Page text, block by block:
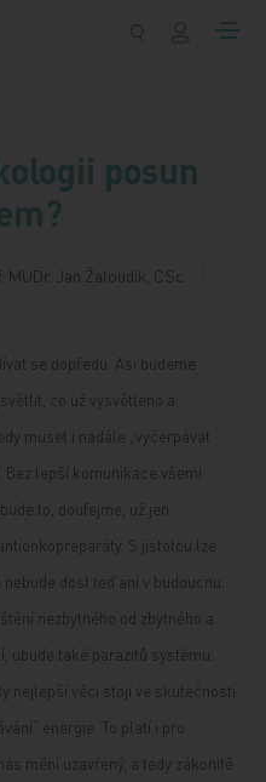
posun
MUDr. Jan Žaloudík, CSc.
se dopředu. Asi budeme
co už vysvětleno a
muset i nadále „vyčerpávat
Bez lepší komunikace všemi
to, doufejme, už jen
S jistotou lze
dost teď ani v budoucnu.
nezbytného od zbytného a
ubude také parazitů systému.
nejlepší věci stojí ve skutečnosti
energie. To platí i pro
mění uzavřený, a tedy zákonitě